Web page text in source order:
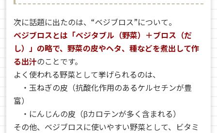
次に話題に出たのは、“ベジブロス”について。
ベジブロスとは「ベジタブル（野菜）＋ブロス（だ
し）」の略で、野菜の皮やヘタ、種などを煮出して作
る出汁のことです。
よく使われる野菜として挙げられるのは、
・玉ねぎの皮（抗酸化作用のあるケルセチンが豊
富）
・にんじんの皮（βカロテンが多く含まれる）
その他、ベジブロスに使いやすい野菜として、ビタミ